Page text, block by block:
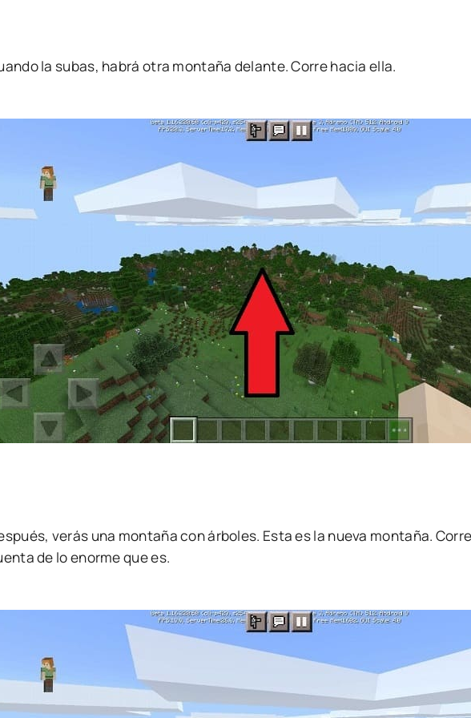
la subas, habrá otra montaña delante. Corre hacia ella.
verás una montaña con árboles. Esta es la nueva montaña.
de lo enorme que es.